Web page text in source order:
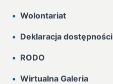
Wolontariat
Deklaracja dostępności
RODO
Wirtualna Galeria